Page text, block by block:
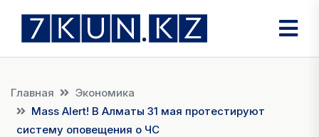
Главная
Экономика
Mass Alert! В Алматы 31 мая протестируют
систему оповещения о ЧС